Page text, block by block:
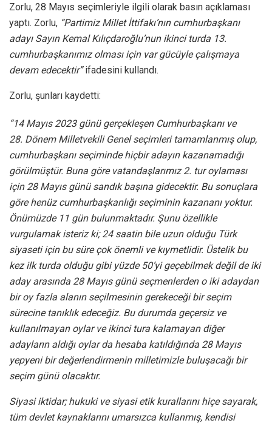
Zorlu, 28 Mayıs seçimleriyle ilgili olarak basın açıklaması
yaptı. Zorlu, “Partimiz Millet İttifakı’nın cumhurbaşkanı
adayı Sayın Kemal Kılıçdaroğlu’nun ikinci turda 13.
cumhurbaşkanımız olması için var gücüyle çalışmaya
devam edecektir”ifadesini kullandı.
Zorlu, şunları kaydetti:
“14 Mayıs 2023 günü gerçekleşen Cumhurbaşkanı ve
28. Dönem Milletvekili Genel seçimleri tamamlanmış olup,
cumhurbaşkanı seçiminde hiçbir adayın kazanamadığı
görülmüştür. Buna göre vatandaşlarımız 2. tur oylaması
için 28 Mayıs günü sandık başına gidecektir. Bu sonuçlara
göre henüz cumhurbaşkanlığı seçiminin kazananı yoktur.
Önümüzde 11 gün bulunmaktadır. Şunu özellikle
vurgulamak isteriz ki; 24 saatin bile uzun olduğu Türk
siyaseti için bu süre çok önemli ve kıymetlidir. Üstelik bu
kez ilk turda olduğu gibi yüzde 50’yi geçebilmek değil de iki
aday arasında 28 Mayıs günü seçmenlerden o iki adaydan
bir oy fazla alanın seçilmesinin gerekeceği bir seçim
sürecine tanıklık edeceğiz. Bu durumda geçersiz ve
kullanılmayan oylar ve ikinci tura kalamayan diğer
adayların aldığı oylar da hesaba katıldığında 28 Mayıs
yepyeni bir değerlendirmenin milletimizle buluşacağı bir
seçim günü olacaktır.
Siyasi iktidar; hukuki ve siyasi etik kurallarını hiçe sayarak,
tüm devlet kaynaklarını umarsızca kullanmış, kendisi